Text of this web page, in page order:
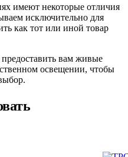
имеют некоторые отличия
исключительно для
как тот или иной товар
вам живые
освещении, чтобы